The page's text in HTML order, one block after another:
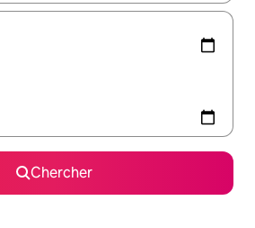
Chercher